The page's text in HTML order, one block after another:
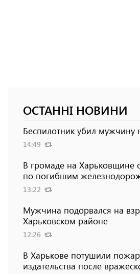
ОСТАННІ НОВИНИ
Беспилотник убил мужчину
14:49
В громаде на Харьковщине
по погибшим
13:22
Мужчина подорвался на
Харьковском районе
12:26
В Харькове потушили
издательства после